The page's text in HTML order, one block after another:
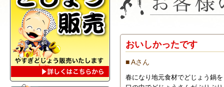
おいしかったです
■ Aさん
春になり地元食材でどじょう鍋